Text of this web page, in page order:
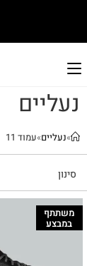
נעליים
»נעליים»עמוד 11
סינון
משתתף
במבצע